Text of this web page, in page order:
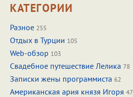
КАТЕГОРИИ
Разное 255
Отдых в Турции 105
Web-обзор 103
Свадебное путешествие Лелика 78
Записки жены программиста 62
Американская ария князя Игоря 47